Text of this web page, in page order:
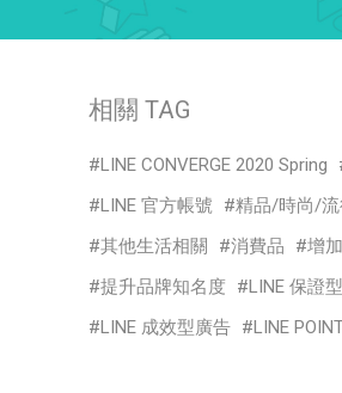
相關 TAG
LINE CONVERGE 2020 Spring
LINE 官方帳號
精品/時尚/流
其他生活相關
消費品
增
提升品牌知名度
LINE 保證
LINE 成效型廣告
LINE